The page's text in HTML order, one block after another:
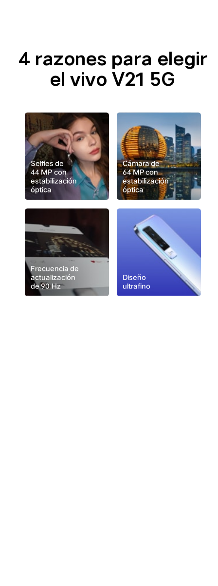
4 razones para elegir
el vivo V21 5G
Selfies de
44 MP con
estabilización
óptica
Cámara de
64 MP con
estabilización
óptica
Frecuencia de
actualización
de 90 Hz
Diseño
ultrafino